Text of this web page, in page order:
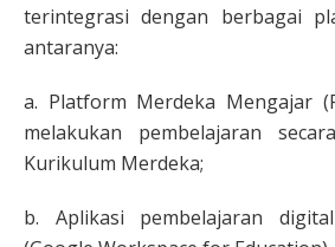
terintegrasi dengan berbagai
antaranya:
a. Platform Merdeka Mengajar
melakukan pembelajaran
Kurikulum Merdeka;
b. Aplikasi pembelajaran